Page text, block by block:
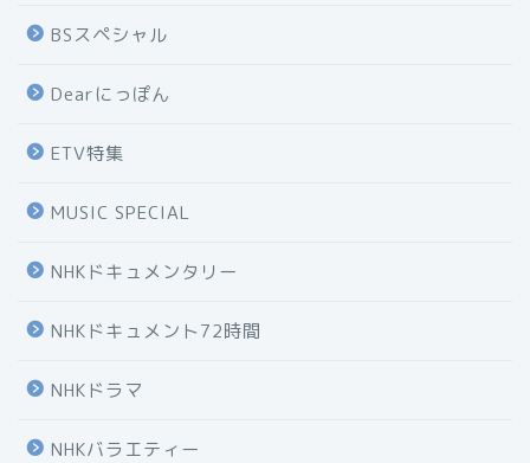
BSスペシャル
Dearにっぽん
ETV特集
MUSIC SPECIAL
NHKドキュメンタリー
NHKドキュメント72時間
NHKドラマ
NHKバラエティー